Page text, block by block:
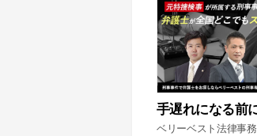
手遅れになる前
ベリーベスト法律事